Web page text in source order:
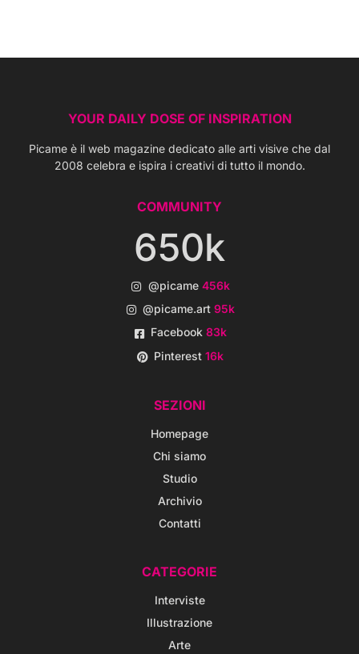
YOUR DAILY DOSE OF INSPIRATION
Picame è il web magazine dedicato alle arti visive che dal
2008 celebra e ispira i creativi di tutto il mondo.
COMMUNITY
650k
@picame 456k
@picame.art95k
Facebook83k
Pinterest16k
SEZIONI
Homepage
Chi siamo
Studio
Archivio
Contatti
CATEGORIE
Interviste
Illustrazione
Arte